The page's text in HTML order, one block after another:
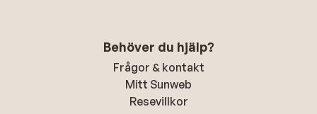
Behöver du hjälp?
Frågor & kontakt
Mitt Sunweb
Resevillkor